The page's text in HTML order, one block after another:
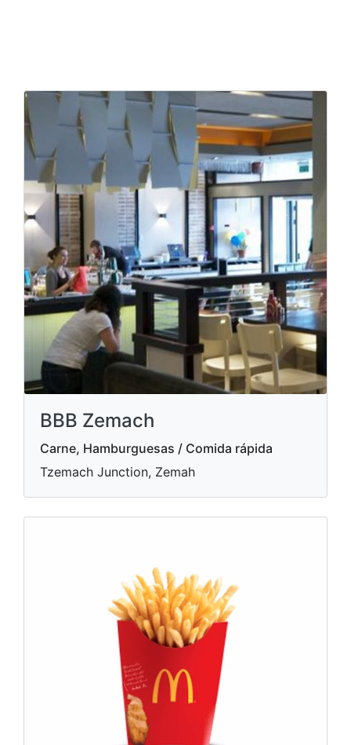
BBB Zemach
Carne, Hamburguesas / Comida rápida
Tzemach Junction, Zemah